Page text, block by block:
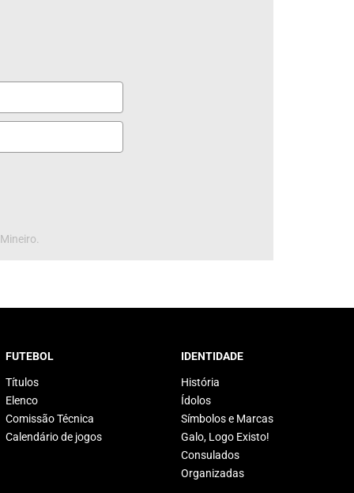
FUTEBOL
Títulos
Elenco
Comissão Técnica
Calendário de jogos
IDENTIDADE
História
Ídolos
Símbolos e Marcas
Galo, Logo Existo!
Consulados
Organizadas